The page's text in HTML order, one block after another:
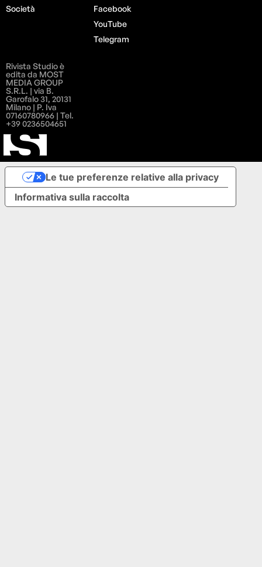
Società
Facebook
YouTube
Telegram
Rivista Studio è
edita da MOST
MEDIA GROUP
S.R.L. | via B.
Garofalo 31, 20131
Milano | P. Iva
07160780966 | Tel.
+39 0236504651
Informativa sulla raccolta
Le tue preferenze relative alla privacy